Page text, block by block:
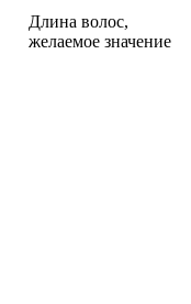
Длина волос,
желаемое значение